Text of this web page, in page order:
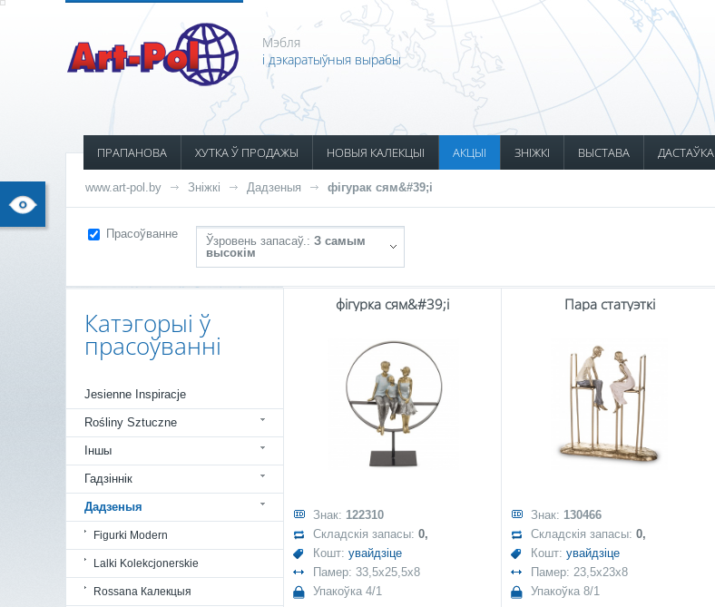
Мэбля
і дэкаратыўныя вырабы
ПРАПАНОВА ХУТКА Ў ПРОДАЖЫ НОВЫЯ КАЛЕКЦЫІ АКЦЫІ ЗНІЖКІ ВЫСТАВА ДАСТАЎКА
www.art-pol.by Зніжкі Дадзеныя фігурак сям&#39;і
Прасоўванне
Ўзровень запасаў.: З самым
высокім
Катэгорыі ў
прасоўванні
Jesienne Inspiracje
Rośliny Sztuczne
Іншы
Гадзіннік
Дадзеныя
Figurki Modern
Lalki Kolekcjonerskie
Rossana Калекцыя
фігурка сям&#39;і
Знак: 122310
Складскія запасы: 0,
Кошт: увайдзіце
Памер: 33,5x25,5x8
Упакоўка 4/1
Пара статуэткі
Знак: 130466
Складскія запасы: 0,
Кошт: увайдзіце
Памер: 23,5x23x8
Упакоўка 8/1